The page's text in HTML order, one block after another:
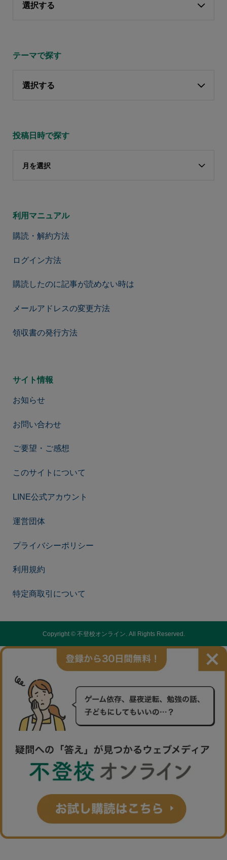
選択する
テーマで探す
選択する
投稿日時で探す
月を選択
利用マニュアル
購読・解約方法
ログイン方法
購読したのに記事が読めない時は
メールアドレスの変更方法
領収書の発行方法
サイト情報
お知らせ
お問い合わせ
ご要望・ご感想
このサイトについて
LINE公式アカウント
運営団体
プライバシーポリシー
利用規約
特定商取引について
Copyright ©不登校オンライン. All Rights Reserved.